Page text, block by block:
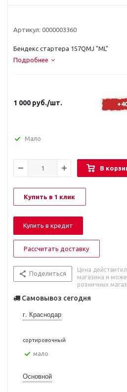
Артикул: 0000003360
Бендекс стартера 157QMJ "ML"
Подробнее
1 000 руб./шт.
Мало
В
Купить в 1 клик
Купить в кредит
Рассчитать доставку
Поделиться
Цена
магазина и
розничных
Самовывоз сегодня
г. Краснодар
сортировочный
Мало
Основной